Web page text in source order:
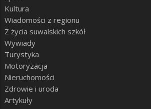
Kultura
Wiadomości z regionu
Z życia suwalskich szkół
Wywiady
Turystyka
Motoryzacja
Nieruchomości
Zdrowie i uroda
Artykuły